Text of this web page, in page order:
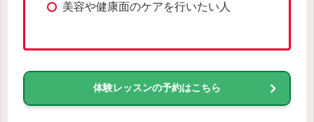
美容や健康面のケアを行いたい人
体験レッスンの予約はこちら